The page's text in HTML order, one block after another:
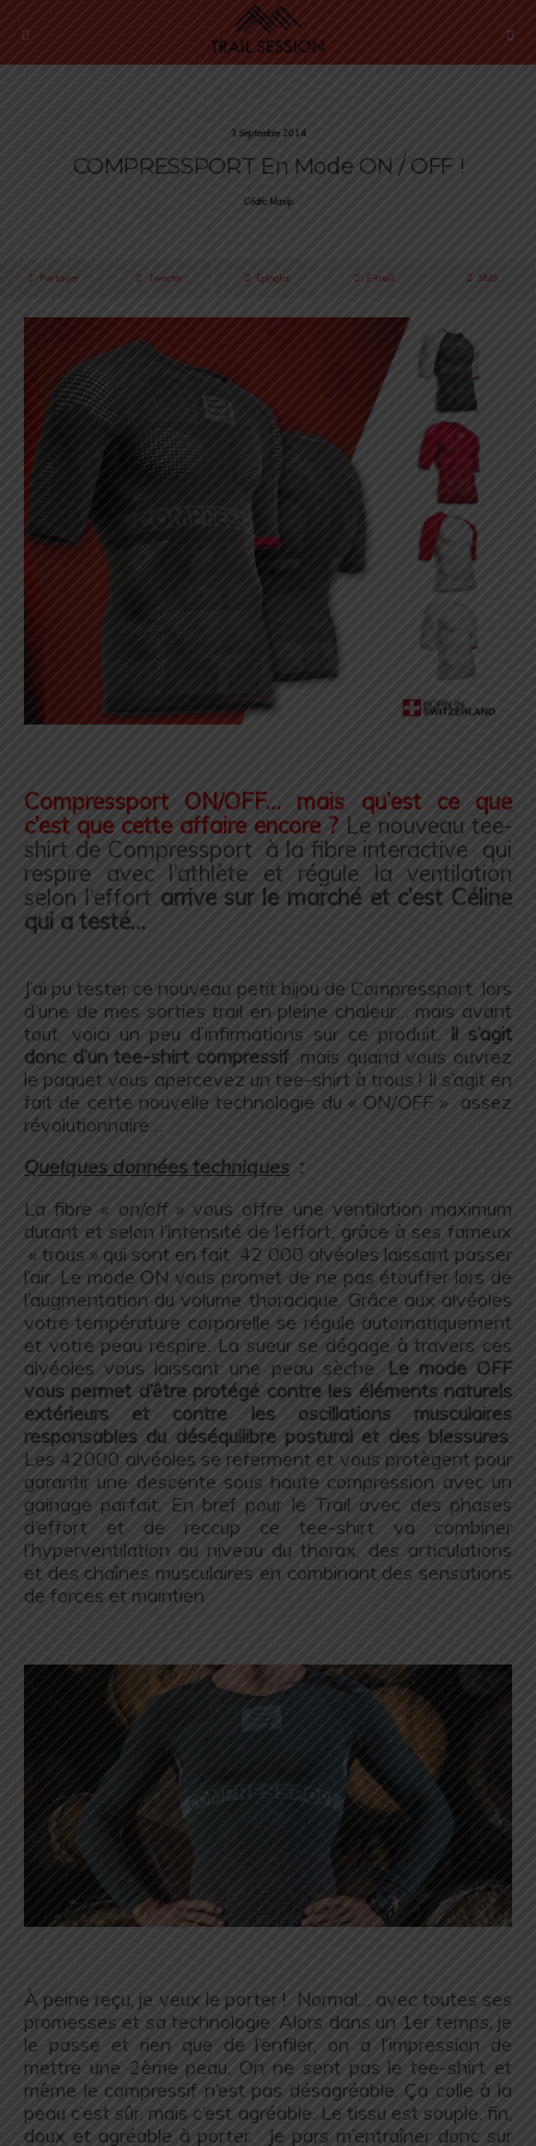
3 Septembre 2014
COMPRESSPORT En Mode ON / OFF !
Cédric Masip
Partager Tweeter Épingler E-mail SMS
Compressport ON/OFF… mais qu’est ce que
c’est que cette affaire encore ? Le nouveau tee-
shirt de Compressport à la fibre interactive qui
respire avec l’athlète et régule la ventilation
selon l’effort arrive sur le marché et c’est Céline
qui a testé…
J’ai pu tester ce nouveau petit bijou de Compressport lors
d’une de mes sorties trail en pleine chaleur… mais avant
tout, voici un peu d’infirmations sur ce produit. Il s’agit
donc d’un tee-shirt compressif, mais quand vous ouvrez
le paquet vous apercevez un tee-shirt à trous ! Il s’agit en
fait de cette nouvelle technologie du « ON/OFF » assez
révolutionnaire…
Quelques données techniques :
La fibre « on/off »vous offre une ventilation maximum
durant et selon l’intensité de l’effort, grâce à ses fameux
« trous » qui sont en fait 42 000 alvéoles laissant passer
l’air. Le mode ON vous promet de ne pas étouffer lors de
l’augmentation du volume thoracique. Grâce aux alvéoles
votre température corporelle se régule automatiquement
et votre peau respire. La sueur se dégage à travers ces
alvéoles vous laissant une peau sèche. Le mode OFF
vous permet d’être protégé contre les éléments naturels
extérieurs et contre les oscillations musculaires
responsables du déséquilibre postural et des blessures.
Les 42000 alvéoles se referment et vous protègent pour
garantir une descente sous haute compression avec un
gainage parfait. En bref pour le Trail avec des phases
d’effort et de reccup ce tee-shirt va combiner
l’hyperventilation au niveau du thorax, des articulations
et des chaînes musculaires en combinant des sensations
de forces et maintien.
À peine reçu, je veux le porter ! Normal… avec toutes ses
promesses et sa technologie. Alors dans un 1er temps, je
le passe et rien que de l’enfiler, on a l’impression de
mettre une 2ème peau. On ne sent pas le tee-shirt et
même le compressif n’est pas désagréable. Ça colle à la
peau c’est sûr, mais c’est agréable. Le tissu est souple, fin,
doux et agréable à porter. Je pars m’entraîner donc sur